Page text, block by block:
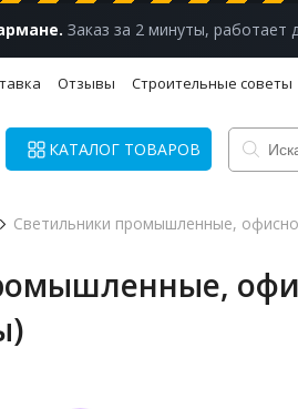
Заказ за 2 минуты, работает
Отзывы Строительные советы
КАТАЛОГ ТОВАРОВ
Светильники промышленные,